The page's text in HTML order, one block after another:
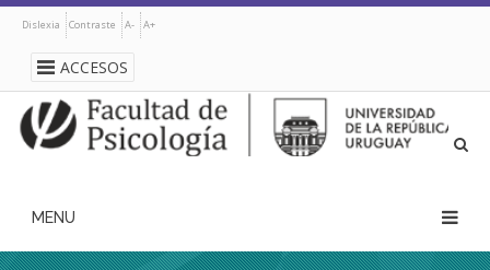
Pasar
principal
Dislexia Contraste A- A+
ACCESOS